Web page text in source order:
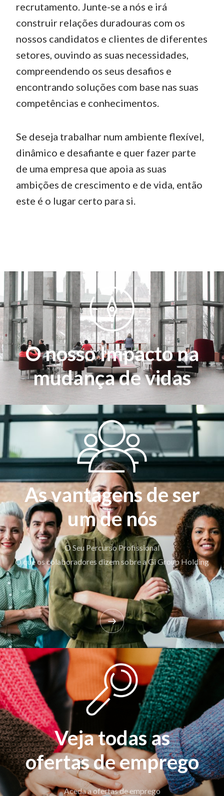
recrutamento. Junte-se a nós e irá
construir relações duradouras com os
nossos candidatos e clientes de diferentes
setores, ouvindo as suas necessidades,
compreendendo os seus desafios e
encontrando soluções com base nas suas
competências e conhecimentos.
Se deseja trabalhar num ambiente flexível,
dinâmico e desafiante e quer fazer parte
de uma empresa que apoia as suas
ambições de crescimento e de vida, então
este é o lugar certo para si.
O nosso Impacto na
mudança de vidas
As vantagens de ser
um de nós
O Seu Percurso Profissional
O que os colaboradores dizem sobre a Gi Group Holding
Veja todas as
ofertas de emprego
Aceda a ofertas de emprego